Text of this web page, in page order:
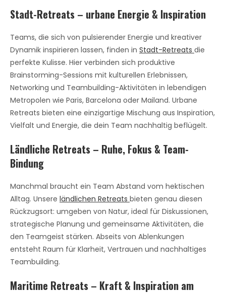
Stadt-Retreats – urbane Energie & Inspiration
Teams, die sich von pulsierender Energie und kreativer
Dynamik inspirieren lassen, finden in Stadt-Retreats die
perfekte Kulisse. Hier verbinden sich produktive
Brainstorming-Sessions mit kulturellen Erlebnissen,
Networking und Teambuilding-Aktivitäten in lebendigen
Metropolen wie Paris, Barcelona oder Mailand. Urbane
Retreats bieten eine einzigartige Mischung aus Inspiration,
Vielfalt und Energie, die dein Team nachhaltig beflügelt.
Ländliche Retreats – Ruhe, Fokus & Team-
Bindung
Manchmal braucht ein Team Abstand vom hektischen
Alltag. Unsere ländlichen Retreats bieten genau diesen
Rückzugsort: umgeben von Natur, ideal für Diskussionen,
strategische Planung und gemeinsame Aktivitäten, die
den Teamgeist stärken. Abseits von Ablenkungen
entsteht Raum für Klarheit, Vertrauen und nachhaltiges
Teambuilding.
Maritime Retreats – Kraft & Inspiration am